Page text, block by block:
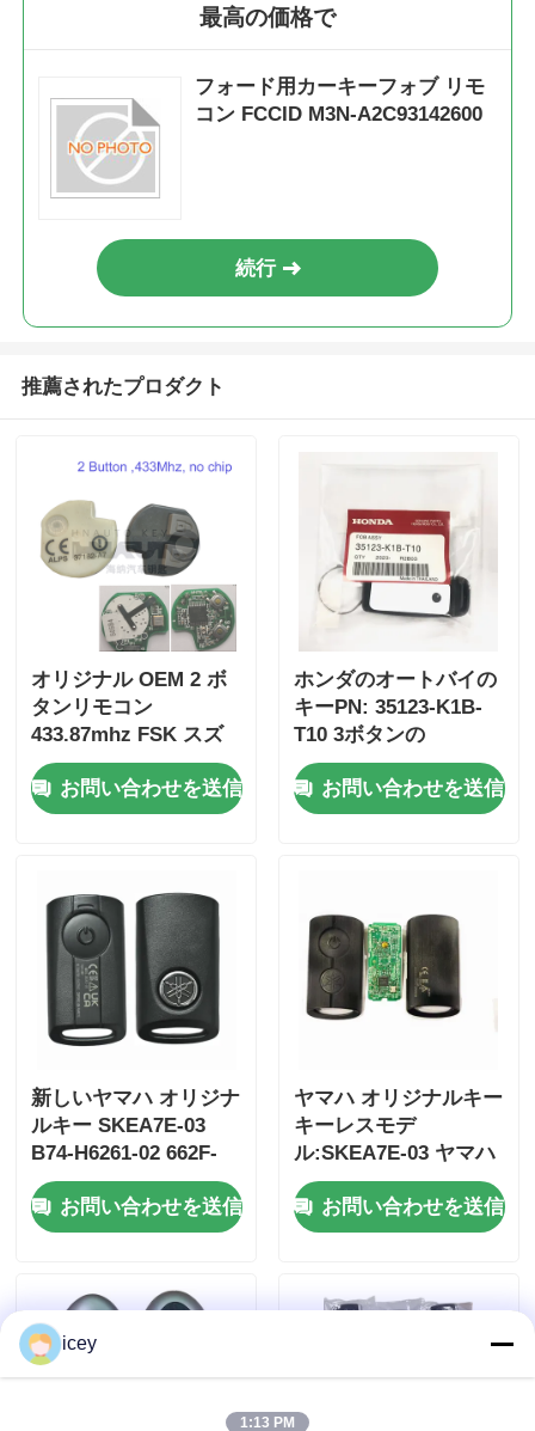
製品
最高の価格で
フォード用カーキーフォブ リモ
コン FCCID M3N-A2C93142600
続行
推薦されたプロダクト
オリジナル OEM 2 ボ
タンリモコン
433.87mhz FSK スズ
キジムニー 2005-2017
チップなし 37182-A7
のみ制御卸売 MOQ 50
お問い合わせを送信
ホンダのオートバイの
キーPN: 35123-K1B-
T10 3ボタンの
FSK433.92MHz ID47チ
ップリモコンカーキー
お問い合わせを送信
新しいヤマハ オリジナ
ルキー SKEA7E-03
B74-H6261-02 662F-
SKEA7D03
お問い合わせを送信
ヤマハ オリジナルキー
キーレスモデ
ル:SKEA7E-03 ヤマハ
スマートリモートキー
B74-H6261-02/662F-
SKEA7D03
お問い合わせを送信
icey
1:13 PM